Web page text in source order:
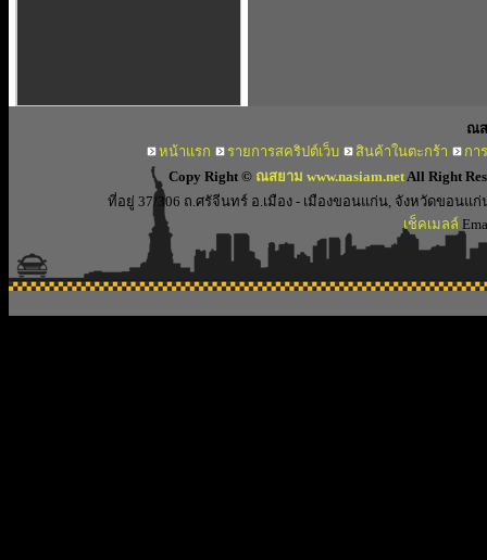
ณส
หน้าแรก
รายการสคริปต์เว็บ สินค้าในตะกร้า
กา
Copy Right © ณสยาม www.nasiam.netAll Right
ที่อยู่ 37/306 ถ.ศรัจีนทร์ อ.เมือง - เมืองขอนแก่น, จังหวัดขอนแก่
เช็คเมลล์